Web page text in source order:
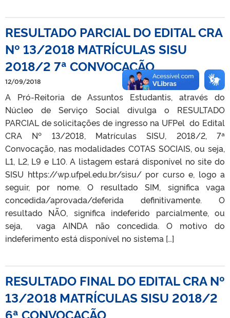
RESULTADO PARCIAL DO EDITAL CRA
Nº 13/2018 MATRÍCULAS SISU
2018/2 7ª CONVOCAÇÃO
12/09/2018
A Pró-Reitoria de Assuntos Estudantis, através do
Núcleo de Serviço Social divulga o RESULTADO
PARCIAL de solicitações de ingresso na UFPel do Edital
CRA Nº 13/2018, Matrículas SISU, 2018/2, 7ª
Convocação, nas modalidades COTAS SOCIAIS, ou seja,
L1, L2, L9 e L10. A listagem estará disponível no site do
SISU https://wp.ufpel.edu.br/sisu/ por curso e, logo a
seguir, por nome. O resultado SIM, significa vaga
concedida/aprovada/deferida definitivamente. O
resultado NÃO, significa indeferido parcialmente, ou
seja, vaga AINDA não concedida. O motivo do
indeferimento está disponível no sistema […]
RESULTADO FINAL DO EDITAL CRA Nº
13/2018 MATRÍCULAS SISU 2018/2
6ª CONVOCAÇÃO